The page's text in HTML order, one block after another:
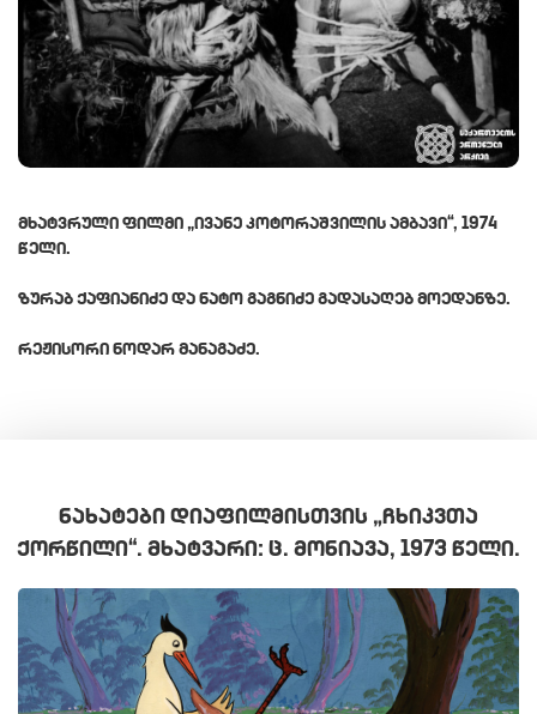
ᲛᲮᲐᲢᲕᲠᲣᲚᲘ ᲤᲘᲚᲛᲘ „ᲘᲕᲐᲜᲔ ᲙᲝᲢᲝᲠᲐᲨᲕᲘᲚᲘᲡ ᲐᲛᲑᲐᲕᲘ“, 1974
ᲬᲔᲚᲘ.
ᲖᲣᲠᲐᲑ ᲥᲐᲤᲘᲐᲜᲘᲫᲔ ᲓᲐ ᲜᲐᲢᲝ ᲒᲐᲒᲜᲘᲫᲔ ᲒᲐᲓᲐᲡᲐᲦᲔᲑ ᲛᲝᲔᲓᲐᲜᲖᲔ.
ᲠᲔᲟᲘᲡᲝᲠᲘ ᲜᲝᲓᲐᲠ ᲛᲐᲜᲐᲒᲐᲫᲔ.
ᲜᲐᲮᲐᲢᲔᲑᲘ ᲓᲘᲐᲤᲘᲚᲛᲘᲡᲗᲕᲘᲡ „ᲩᲮᲘᲙᲕᲗᲐ
ᲥᲝᲠᲬᲘᲚᲘ“. ᲛᲮᲐᲢᲕᲐᲠᲘ: Ც. ᲛᲝᲜᲘᲐᲕᲐ, 1973 ᲬᲔᲚᲘ.